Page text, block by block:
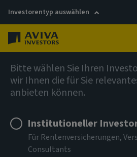
Investorentyp auswählen
Bitte wählen Sie Ihren
wir Ihnen die für Sie
anbieten können.
Institutioneller
Für Rentenversicherungen,
Consultants
AIQ Investment Thinking